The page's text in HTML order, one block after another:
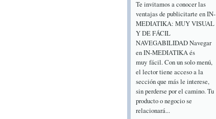
Te invitamos a conocer las
ventajas de publicitarte en IN-
MEDIATIKA: MUY VISUAL
Y DE FÁCIL
NAVEGABILIDAD Navegar
en IN-MEDIATIKA és
muy fácil. Con un solo menú,
el lector tiene acceso a la
sección que más le interese,
sin perderse por el camino. Tu
producto o negocio se
relacionará...